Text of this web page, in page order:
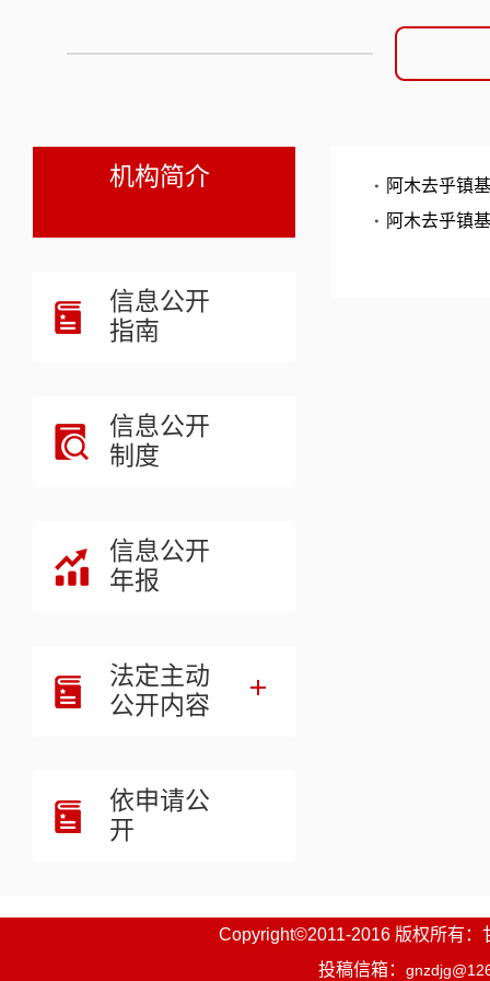
机构简介
信息公开
指南
信息公开
制度
信息公开
年报
法定主动
公开内容
依申请公
开
阿木去乎镇
阿木去乎镇
Copyright©2011-2016 版权所有：
投稿信箱：